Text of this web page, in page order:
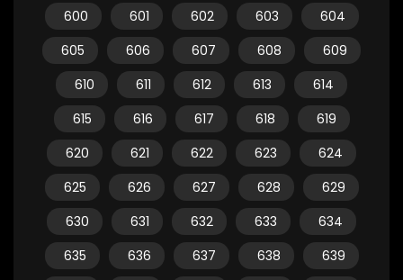
600
601 602 603
604
605
606 607 608
609
610
611 612 613
614
615
616 617 618
619
620
621 622 623
624
625
626 627 628
629
630
631 632 633
634
635
636 637 638
639